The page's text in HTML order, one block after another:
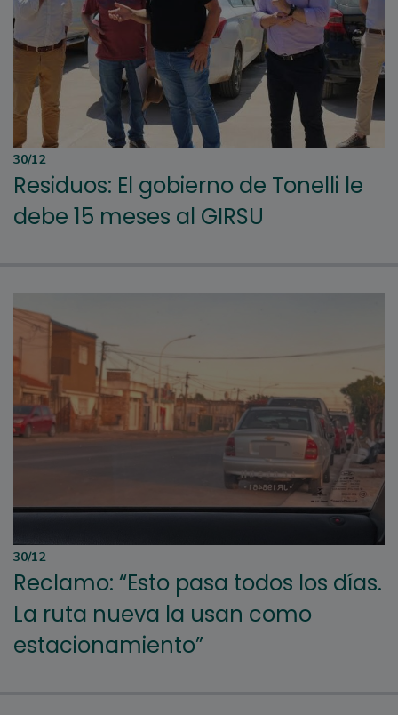
30/12
Residuos: El gobierno de Tonelli le
debe 15 meses al GIRSU
30/12
Reclamo: “Esto pasa todos los días.
La ruta nueva la usan como
estacionamiento”